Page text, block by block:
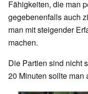
Fähigkeiten, die man
gegebenenfalls auch
man mit steigender
machen.
Die Partien sind nicht
20 Minuten sollte man